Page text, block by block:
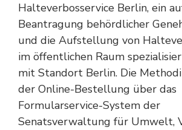
Halteverbosservice Berlin, ein
Beantragung behördlicher
und die Aufstellung von
im öffentlichen Raum
mit Standort Berlin. Die
der Online-Bestellung über das
Formularservice-System der
Senatsverwaltung für Umwelt,